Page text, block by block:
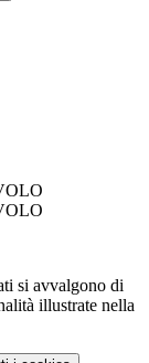
si avvalgono di
illustrate nella